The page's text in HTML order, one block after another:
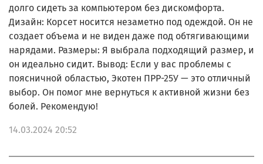
долго сидеть за компьютером без дискомфорта.
Дизайн: Корсет носится незаметно под одеждой. Он не
создает объема и не виден даже под обтягивающими
нарядами. Размеры: Я выбрала подходящий размер, и
он идеально сидит. Вывод: Если у вас проблемы с
поясничной областью, Экотен ПРР-25У — это отличный
выбор. Он помог мне вернуться к активной жизни без
болей. Рекомендую!
14.03.2024 20:52